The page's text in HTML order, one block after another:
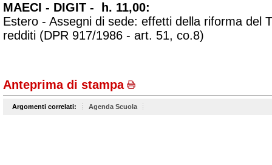
MAECI - DIGIT - h. 11,00:
Estero - Assegni di sede: effetti della riforma del
redditi (DPR 917/1986 - art. 51, co.8)
Anteprima di stampa
Argomenti correlati: Agenda Scuola